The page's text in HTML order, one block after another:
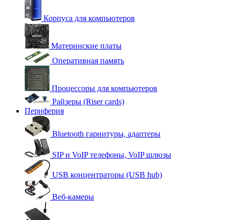
Корпуса для компьютеров
Материнские платы
Оперативная память
Процессоры для компьютеров
Райзеры (Riser cards)
Периферия
Bluetooth гарнитуры, адаптеры
SIP и VoIP телефоны, VoIP шлюзы
USB концентраторы (USB hub)
Веб-камеры